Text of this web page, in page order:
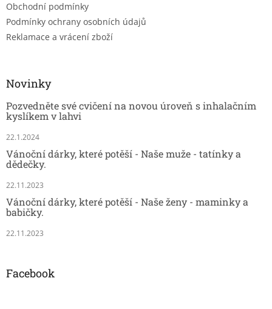
Obchodní podmínky
Podmínky ochrany osobních údajů
Reklamace a vrácení zboží
Novinky
Pozvedněte své cvičení na novou úroveň s inhalačním
kyslíkem v lahvi
22.1.2024
Vánoční dárky, které potěší - Naše muže - tatínky a
dědečky.
22.11.2023
Vánoční dárky, které potěší - Naše ženy - maminky a
babičky.
22.11.2023
Facebook